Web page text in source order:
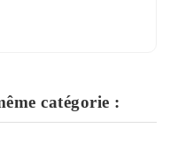
catégorie :